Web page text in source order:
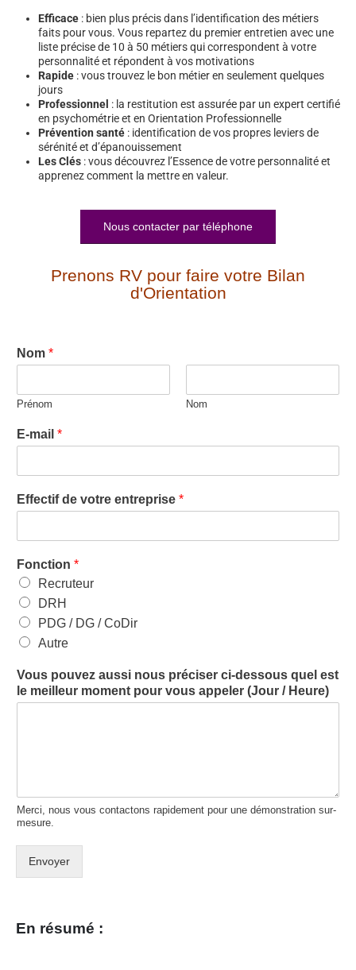
Efficace : bien plus précis dans l’identification des métiers
faits pour vous. Vous repartez du premier entretien avec une
liste précise de 10 à 50 métiers qui correspondent à votre
personnalité et répondent à vos motivations
Rapide : vous trouvez le bon métier en seulement quelques
jours
Professionnel : la restitution est assurée par un expert certifié
en psychométrie et en Orientation Professionnelle
Prévention santé : identification de vos propres leviers de
sérénité et d’épanouissement
Les Clés : vous découvrez l’Essence de votre personnalité et
apprenez comment la mettre en valeur.
Nous contacter par téléphone
Prenons RV pour faire votre Bilan
d'Orientation
Nom *
Prénom Nom
E-mail *
Effectif de votre entreprise *
Fonction *
Recruteur
DRH
PDG / DG / CoDir
Autre
Vous pouvez aussi nous préciser ci-dessous quel est
le meilleur moment pour vous appeler (Jour / Heure)
Merci, nous vous contactons rapidement pour une démonstration sur-
mesure.
Envoyer
En résumé :